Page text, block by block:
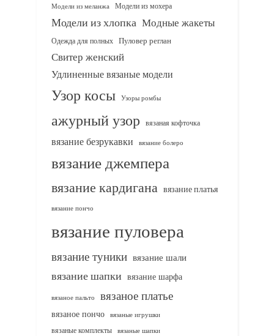
Модели из меланжа Модели из мохера
Модели из хлопка Модные жакеты
Одежда для полных Пуловер реглан
Свитер женский
Удлиненные вязаные модели
Узор косы Узоры ромбы
ажурный узор вязаная кофточка
вязание безрукавки вязание болеро
вязание джемпера
вязание кардигана вязание платья
вязание пончо
вязание пуловера
вязание туники вязание шали
вязание шапки вязание шарфа
вязаное пальто вязаное платье
вязаное пончо вязаные игрушки
вязаные комплекты
вязаные шапки